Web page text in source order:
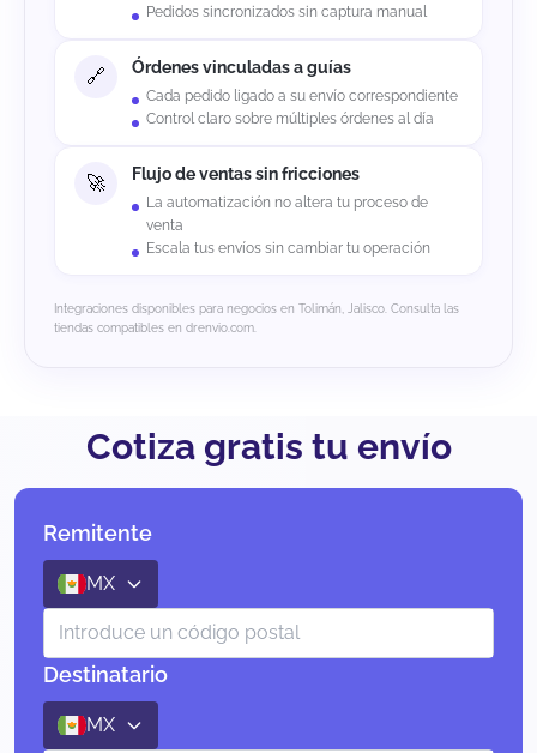
Pedidos sincronizados sin captura manual
Órdenes vinculadas a guías
Cada pedido ligado a su envío correspondiente
Control claro sobre múltiples órdenes al día
Flujo de ventas sin fricciones
La automatización no altera tu proceso de
venta
Escala tus envíos sin cambiar tu operación
Integraciones disponibles para negocios en Tolimán, Jalisco. Consulta las
tiendas compatibles en drenvio.com.
Cotiza gratis tu envío
Remitente
MX
Destinatario
MX